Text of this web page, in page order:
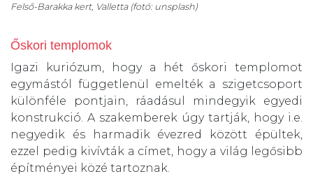
Felső-Barakka kert, Valletta (fotó: unsplash)
Őskori templomok
Igazi kuriózum, hogy a hét őskori templomot
egymástól függetlenül emelték a szigetcsoport
különféle pontjain, ráadásul mindegyik egyedi
konstrukció. A szakemberek úgy tartják, hogy i.e.
negyedik és harmadik évezred között épültek,
ezzel pedig kivívták a címet, hogy a világ legősibb
építményei közé tartoznak.